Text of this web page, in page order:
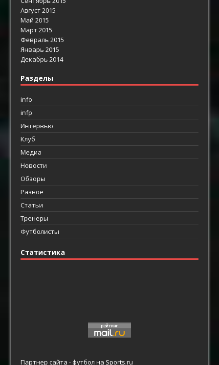
Август 2015
Май 2015
Март 2015
Февраль 2015
Январь 2015
Декабрь 2014
Разделы
info
infp
Интервью
Клуб
Медиа
Новости
Обзоры
Разное
Статьи
Тренеры
Футболисты
Статистика
Партнер сайта -футбол на Sports.ru